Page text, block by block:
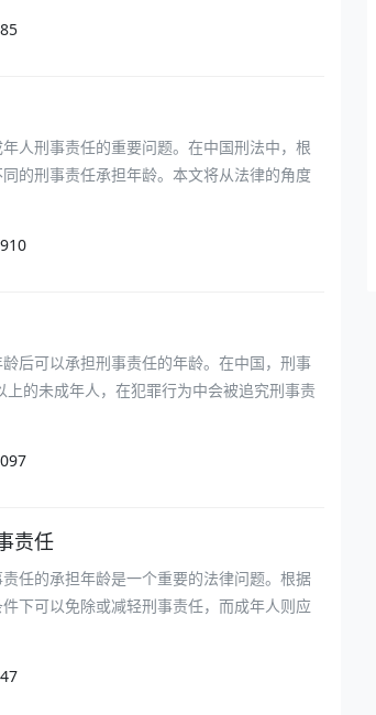
人刑事责任的重要问题。在中国刑法中，根
的刑事责任承担年龄。本文将从法律的角度
后可以承担刑事责任的年龄。在中国，刑事
的未成年人，在犯罪行为中会被追究刑事责
责任
任的承担年龄是一个重要的法律问题。根据
下可以免除或减轻刑事责任，而成年人则应